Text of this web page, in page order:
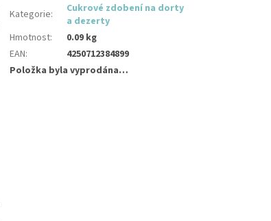
Kategorie:
Cukrové zdobení na dorty
a dezerty
Hmotnost:
0.09 kg
EAN:
4250712384899
Položka byla vyprodána…